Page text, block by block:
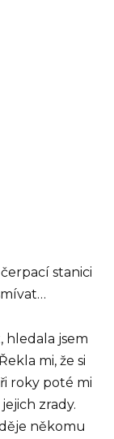
stanici
hledala jsem
mi, že si
roky poté mi
zrady.
někomu